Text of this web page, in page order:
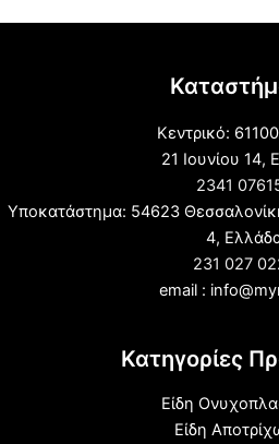
Κεντρικό:
21 Ιουνίου 14,
2341
Υποκατάστημα: 54623
4,
231 027
email :
Κατηγορίες
Είδη
Είδη